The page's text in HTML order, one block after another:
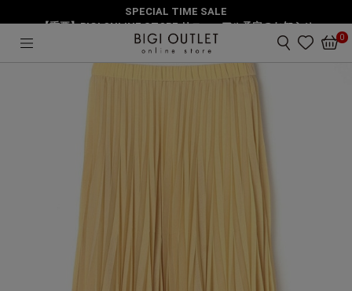
SPECIAL TIME SALE
【重要】BIGI ONLINE STORE リニューアル予定のお知らせ
0
スカート ウールシャンブレープリーツスカート